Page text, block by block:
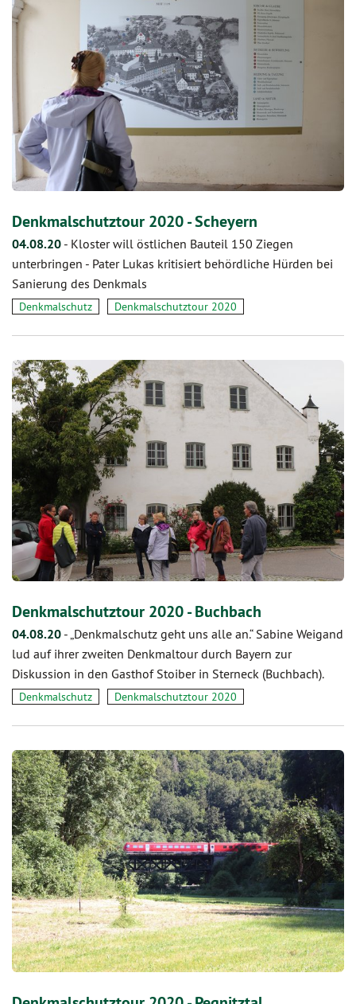
Denkmalschutztour 2020 - Scheyern
04.08.20 - Kloster will östlichen Bauteil 150 Ziegen
unterbringen - Pater Lukas kritisiert behördliche Hürden bei
Sanierung des Denkmals
Denkmalschutz Denkmalschutztour 2020
Denkmalschutztour 2020 - Buchbach
04.08.20 -„Denkmalschutz geht uns alle an.“ Sabine Weigand
lud auf ihrer zweiten Denkmaltour durch Bayern zur
Diskussion in den Gasthof Stoiber in Sterneck (Buchbach).
Denkmalschutz Denkmalschutztour 2020